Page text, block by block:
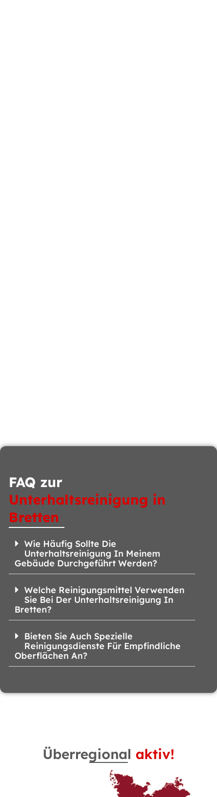
FAQ zur
Unterhaltsreinigung in
Bretten
Wie Häufig Sollte Die
Unterhaltsreinigung In Meinem
Gebäude Durchgeführt Werden?
Welche Reinigungsmittel Verwenden
Sie Bei Der Unterhaltsreinigung In
Bretten?
Bieten Sie Auch Spezielle
Reinigungsdienste Für Empfindliche
Oberflächen An?
Überregional aktiv!